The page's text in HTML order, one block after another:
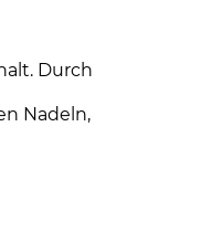
Durch
Nadeln,